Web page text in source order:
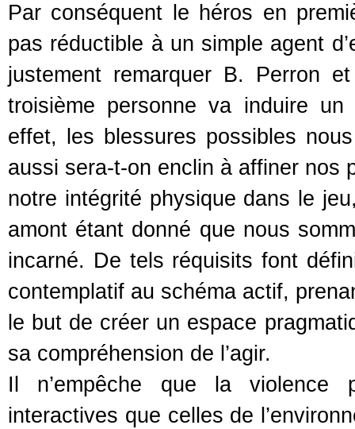
Par conséquent le héros en
pas réductible à un simple agent
justement remarquer B. Perron
troisième personne va induire
effet, les blessures possibles
aussi sera-t-on enclin à affiner nos
notre intégrité physique dans le
amont étant donné que nous
incarné. De tels réquisits font
contemplatif au schéma actif,
le but de créer un espace
sa compréhension de l’agir.
Il n’empêche que la violence
interactives que celles de